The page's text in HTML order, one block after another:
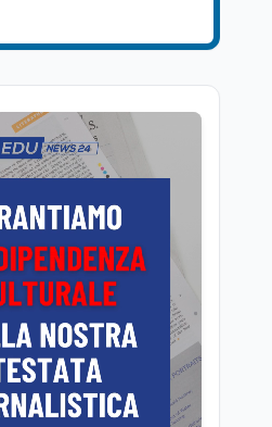
attraverso 400 metri di
Scuola6 ago
Posizioni economiche
degli arretrati fino a
4.150 euro
Cultura6 ago
Spesa culturale in
Lombardia da record,
ma la voragine Nord-
Sud triplica
Cultura6 ago
Francesco Guccini si è